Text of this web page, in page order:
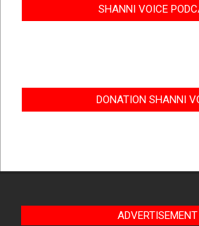
SHANNI VOICE
DONATION SHANNI
ADVERTISEMENT